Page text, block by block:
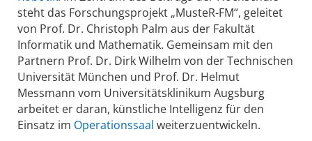
steht das Forschungsprojekt „MusteR-FM“, geleitet
von Prof. Dr. Christoph Palm aus der Fakultät
Informatik und Mathematik. Gemeinsam mit den
Partnern Prof. Dr. Dirk Wilhelm von der Technischen
Universität München und Prof. Dr. Helmut
Messmann vom Universitätsklinikum Augsburg
arbeitet er daran, künstliche Intelligenz für den
Einsatz im Operationssaal weiterzuentwickeln.